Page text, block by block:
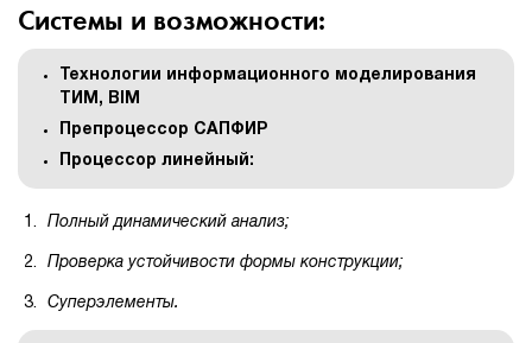
Системы и возможности:
Технологии информационного моделирования
ТИМ, BIM
Препроцессор САПФИР
Процессор линейный:
Полный динамический анализ;
Проверка устойчивости формы конструкции;
Суперэлементы.